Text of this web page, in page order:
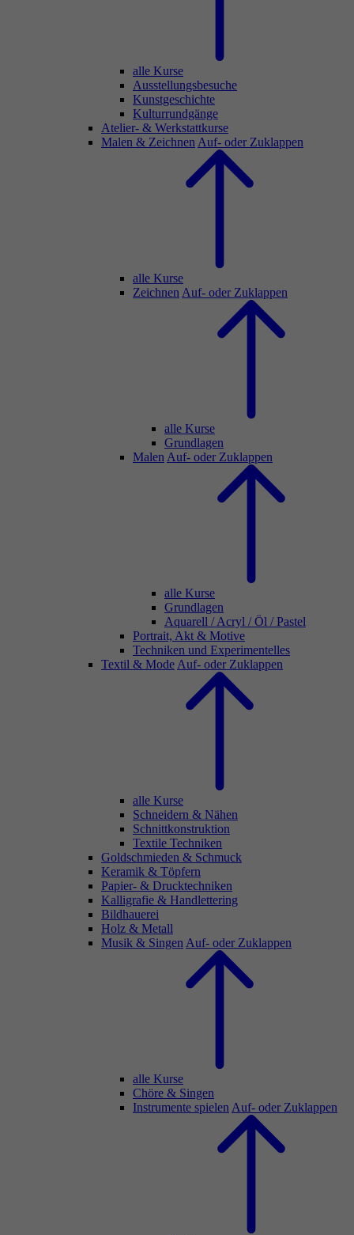
alle Kurse
Ausstellungsbesuche
Kunstgeschichte
Kulturrundgänge
Atelier- & Werkstattkurse
Malen & Zeichnen Auf- oder Zuklappen
alle Kurse
Zeichnen Auf- oder Zuklappen
alle Kurse
Grundlagen
Malen Auf- oder Zuklappen
alle Kurse
Grundlagen
Aquarell / Acryl / Öl / Pastel
Portrait, Akt & Motive
Techniken und Experimentelles
Textil & Mode Auf- oder Zuklappen
alle Kurse
Schneidern & Nähen
Schnittkonstruktion
Textile Techniken
Goldschmieden & Schmuck
Keramik & Töpfern
Papier- & Drucktechniken
Kalligrafie & Handlettering
Bildhauerei
Holz & Metall
Musik & Singen Auf- oder Zuklappen
alle Kurse
Chöre & Singen
Instrumente spielen Auf- oder Zuklappen